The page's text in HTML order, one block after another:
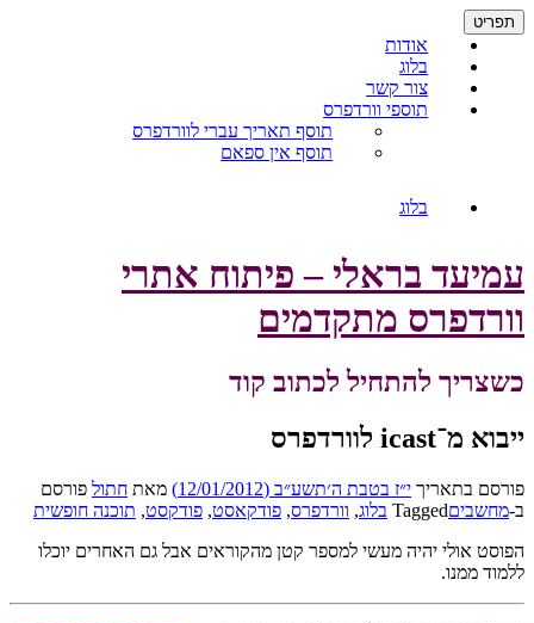
דילוג
לתוכן
תפריט
אודות
בלוג
צור קשר
תוספי וורדפרס
תוסף תאריך עברי לוורדפרס
תוסף אין ספאם
בלוג
עמיעד בראלי – פיתוח אתרי
וורדפרס מתקדמים
כשצריך להתחיל לכתוב קוד
ייבוא מ־icast לוורדפרס
פורסם בתאריך י״ז בטבת ה׳תשע״ב (12/01/2012) מאת חתול פורסם
ב-מחשביםTagged בלוג, וורדפרס, פודקאסט, פודקסט, תוכנה חופשית
הפוסט אולי יהיה מעשי למספר קטן מהקוראים אבל גם האחרים יוכלו
ללמוד ממנו.